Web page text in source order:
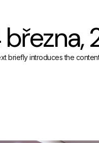
března,
briefly introduces the